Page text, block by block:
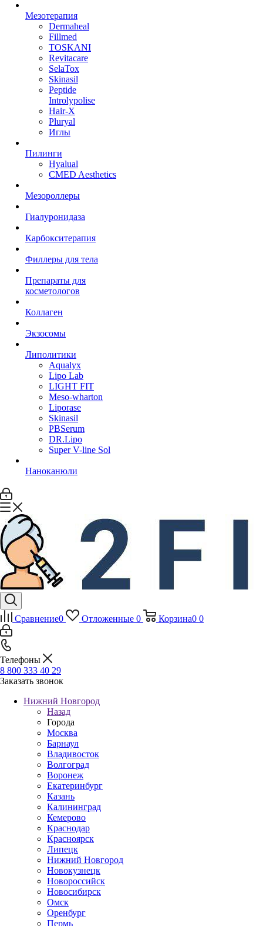
Мезотерапия
Dermaheal
Fillmed
TOSKANI
Revitacare
SelaTox
Skinasil
Peptide
Introlypolise
Hair-X
Pluryal
Иглы
Пилинги
Hyalual
CMED Aesthetics
Мезороллеры
Гиалуронидаза
Карбокситерапия
Филлеры для тела
Препараты для
косметологов
Коллаген
Экзосомы
Липолитики
Aqualyx
Lipo Lab
LIGHT FIT
Meso-wharton
Liporase
Skinasil
PBSerum
DR.Lipo
Super V-line Sol
Наноканюли
Сравнение0 Отложенные 0 Корзина0 0
Телефоны
8 800 333 40 29
Заказать звонок
Нижний Новгород
Назад
Города
Москва
Барнаул
Владивосток
Волгоград
Воронеж
Екатеринбург
Казань
Калининград
Кемерово
Краснодар
Красноярск
Липецк
Нижний Новгород
Новокузнецк
Новороссийск
Новосибирск
Омск
Оренбург
Пермь